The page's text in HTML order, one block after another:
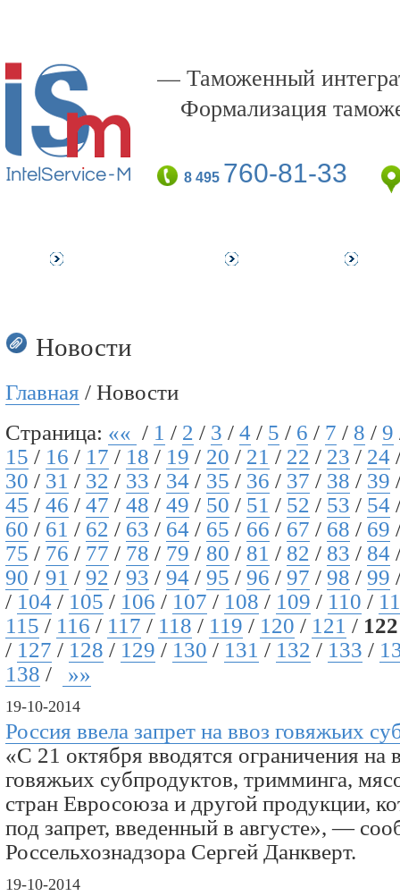
— Таможенный
Формализация
8 495 760-81-33
Новости
Главная / Новости
Страница: «« / 1 / 2 / 3 / 4 / 5 / 6 / 7 / 8 / 9
15 / 16 / 17 / 18 / 19 / 20 / 21 / 22 / 23 / 24
30 / 31 / 32 / 33 / 34 / 35 / 36 / 37 / 38 / 39
45 / 46 / 47 / 48 / 49 / 50 / 51 / 52 / 53 / 54
60 / 61 / 62 / 63 / 64 / 65 / 66 / 67 / 68 / 69
75 / 76 / 77 / 78 / 79 / 80 / 81 / 82 / 83 / 84
90 / 91 / 92 / 93 / 94 / 95 / 96 / 97 / 98 / 99
/ 104 / 105 / 106 / 107 / 108 / 109 / 110 /
115 / 116 / 117 / 118 / 119 / 120 / 121 / 122
/ 127 / 128 / 129 / 130 / 131 / 132 / 133 /
138 / »»
19-10-2014
Россия ввела запрет на ввоз говяжьих
«С 21 октября вводятся ограничения на
говяжьих субпродуктов, тримминга,
стран Евросоюза и другой продукции,
под запрет, введенный в августе», —
Россельхознадзора Сергей Данкверт.
19-10-2014